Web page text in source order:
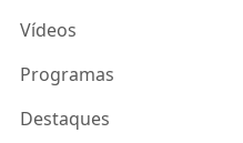
Vídeos
Programas
Destaques